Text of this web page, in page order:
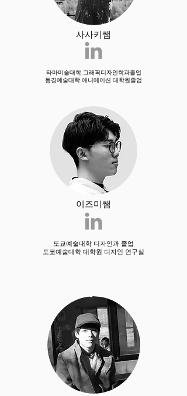
사사키쌤
타마미술대학 그래픽디자인학과졸업
​동경예술대학 애니메이션 대학원졸업
이즈미쌤
도쿄예술대학 디자인과 졸업
​도쿄예술대학 대학원 디자인 연구실